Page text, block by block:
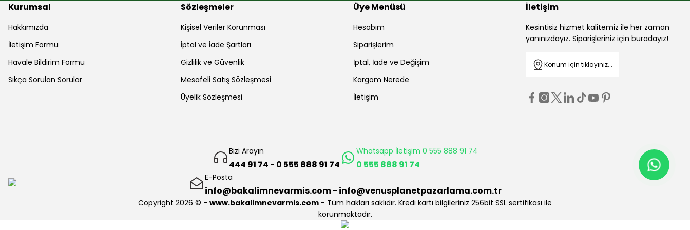
Kurumsal
Hakkımızda
İletişim Formu
Havale Bildirim Formu
Sıkça Sorulan Sorular
Sözleşmeler
Kişisel Veriler Korunması
İptal ve İade Şartları
Gizlilik ve Güvenlik
Mesafeli Satış Sözleşmesi
Üyelik Sözleşmesi
Üye Menüsü
Hesabım
Siparişlerim
İptal, İade ve Değişim
Kargom Nerede
İletişim
İletişim
Kesintisiz hizmet kalitemiz ile her zaman
yanınızdayız. Siparişleriniz için buradayız!
Konum İçin tıklayınız...
Bizi Arayın
444 91 74 - 0 555 888 91 74
Whatsapp İletişim 0 555 888 91 74
0 555 888 91 74
E-Posta
info@bakalimnevarmis.com - info@venusplanetpazarlama.com.tr
Copyright 2026 © - www.bakalimnevarmis.com - Tüm hakları saklıdır. Kredi kartı bilgileriniz 256bit SSL sertifikası ile
korunmaktadır.